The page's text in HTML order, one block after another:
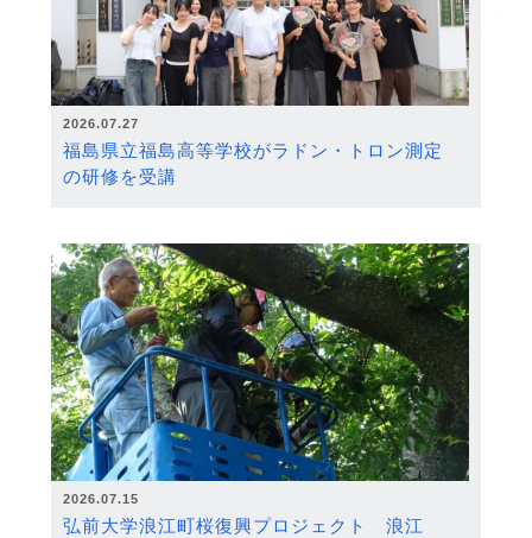
2026.07.27
福島県立福島高等学校がラドン・トロン測定
の研修を受講
2026.07.15
弘前大学浪江町桜復興プロジェクト 浪江